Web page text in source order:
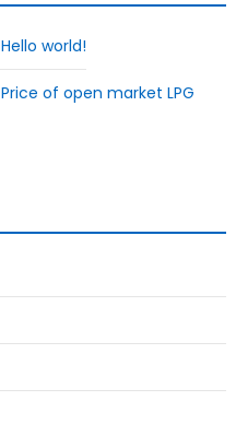
Hello world!
Price of open market LPG